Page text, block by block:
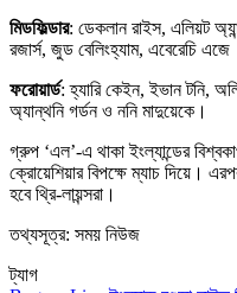
মিডফিল্ডার: ডেকলান রাইস, এলিয়ট
রজার্স, জুড বেলিংহ্যাম, এবেরেচি এজে
ফরোয়ার্ড: হ্যারি কেইন, ইভান টনি,
অ্যান্থনি গর্ডন ও ননি মাদুয়েকে।
গ্রুপ ‘এল’-এ থাকা ইংল্যান্ডের
ক্রোয়েশিয়ার বিপক্ষে ম্যাচ দিয়ে।
হবে থ্রি-লায়ন্সরা।
তথ্যসূত্র: সময় নিউজ
ট্যাগ